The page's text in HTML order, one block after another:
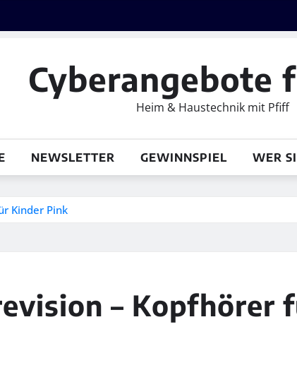
Cyberangebote
Heim & Haustechnik mit Pfiff
NEWSLETTER GEWINNSPIEL WER
Kinder Pink
– Kopfhörer